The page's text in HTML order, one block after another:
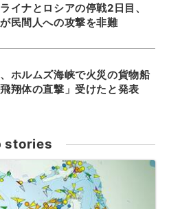
イナとロシアの停戦2日目、
民間人への攻撃を非難
ホルムズ海峡で火災の貨物船
翔体の直撃」受けたと発表
stories